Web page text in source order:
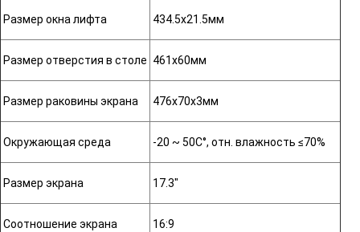
Размер окна лифта 434.5х21.5мм
Размер отверстия в столе 461х60мм
Размер раковины экрана 476х70х3мм
-20 ~ 50С°, отн. влажность ≤70%
Окружающая среда
Размер экрана 17.3"
Соотношение экрана 16:9